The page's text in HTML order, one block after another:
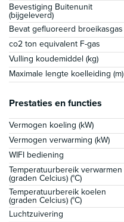
Bevestiging Buitenunit
(bijgeleverd)
Bevat gefluoreerd broeikasgas
co2 ton equivalent F-gas
Vulling koudemiddel (kg)
Maximale lengte koelleiding (m)
Prestaties en functies
Vermogen koeling (kW)
Vermogen verwarming (kW)
WIFI bediening
Temperatuurbereik verwarmen
(graden Celcius) (°C)
Temperatuurbereik koelen
(graden Celcius) (°C)
Luchtzuivering